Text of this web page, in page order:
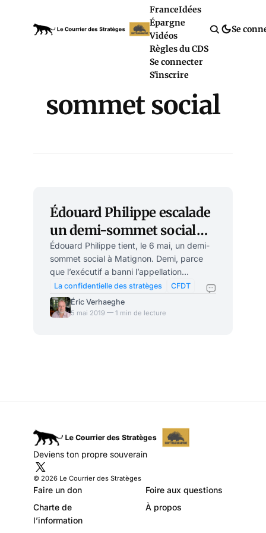
FranceIdées
Épargne
Vidéos
Règles du CDS
Se connecter
S'inscrire
Se
sommet social
Édouard Philippe escalade
un demi-sommet social
pour rien
Édouard Philippe tient, le 6 mai, un demi-
sommet social à Matignon. Demi, parce
que l’exécutif a banni l’appellation
inventée par François Hollande, et aussi
parce qu’on n’est pas bien sûr du rôle que
les partenaires sociaux sont supposés y
La confidentielle des stratèges
CFDT
Éric Verhaeghe
5 mai 2019 — 1 min de lecture
Deviens ton propre souverain
© 2026 Le Courrier des Stratèges
Faire un don
Foire aux questions
Charte de
l’information
À propos